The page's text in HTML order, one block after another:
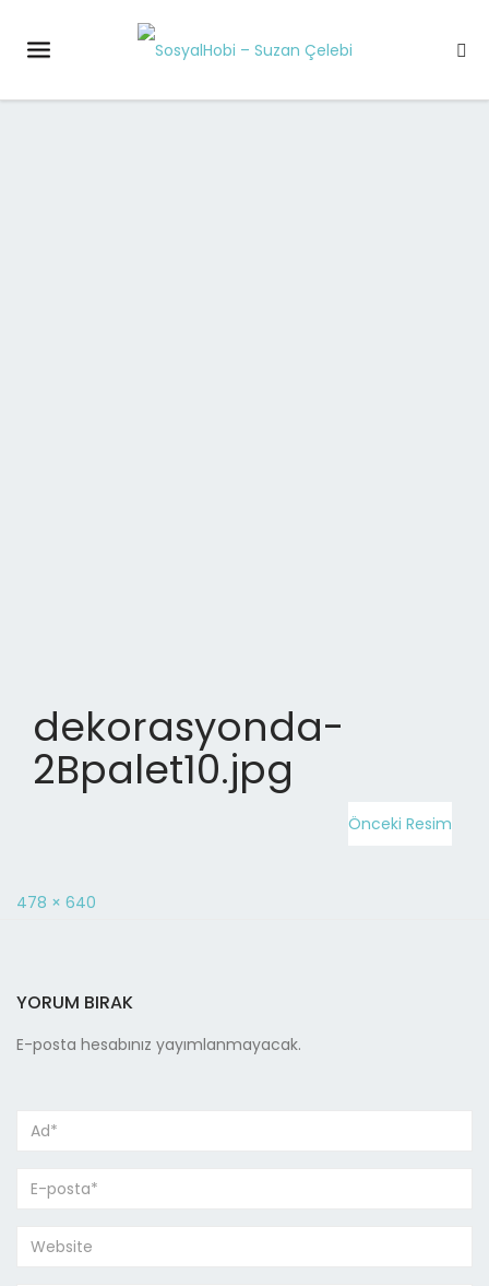
dekorasyonda-
2Bpalet10.jpg
Önceki Resim
478 × 640
YORUM BIRAK
E-posta hesabınız yayımlanmayacak.